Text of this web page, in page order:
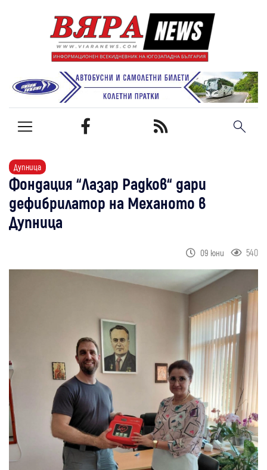
Дупница
Фондация “Лазар Радков“ дари
дефибрилатор на Механото в
Дупница
09 юни 540